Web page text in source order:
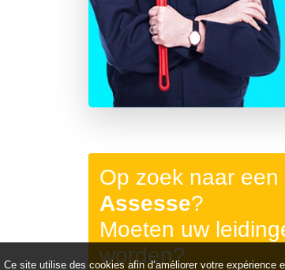
Op zoek naar
Assesse?
Moeten uw
worden?
Ce site utilise des cookies afin d’améliorer votre